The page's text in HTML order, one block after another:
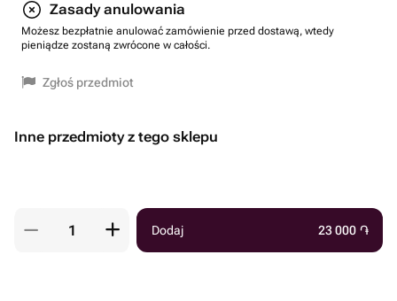
Zasady anulowania
Możesz bezpłatnie anulować zamówienie przed dostawą, wtedy
pieniądze zostaną zwrócone w całości.
Zgłoś przedmiot
Inne przedmioty z tego sklepu
Dodaj 23 000 ֏